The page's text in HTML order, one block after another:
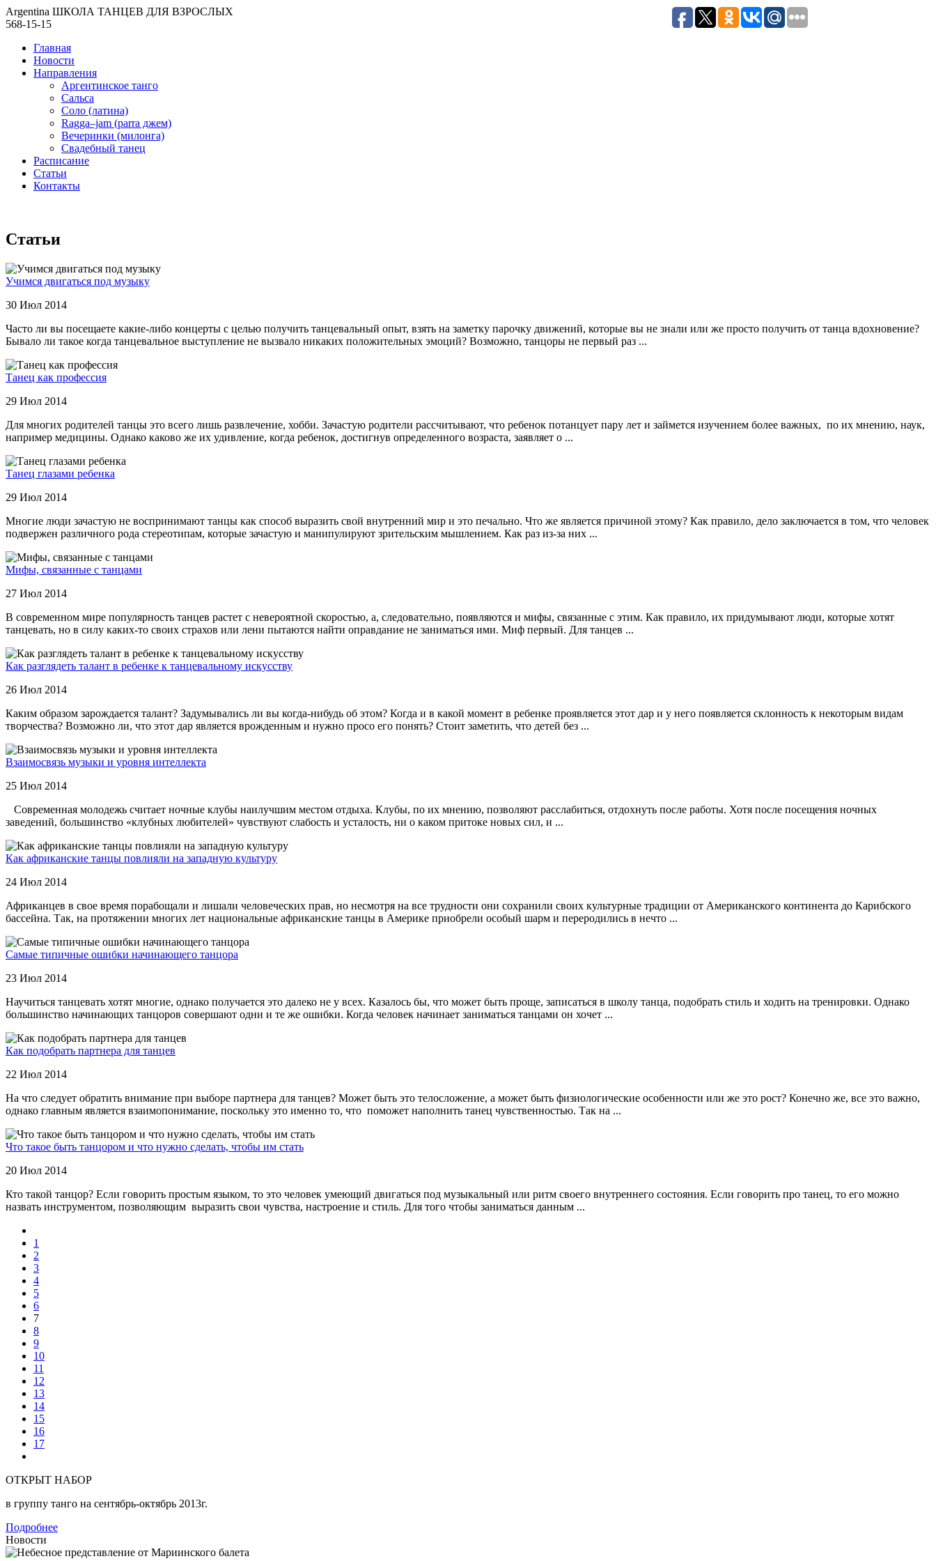
Argentina ШКОЛА ТАНЦЕВ ДЛЯ ВЗРОСЛЫХ
568-15-15
Главная
Новости
Направления
Аргентинское танго
Сальса
Соло (латина)
Ragga–jam (parra джем)
Вечеринки (милонга)
Свадебный танец
Расписание
Статьи
Контакты
Статьи
Учимся двигаться под музыку
30 Июл 2014
Часто ли вы посещаете какие-либо концерты с целью получить танцевальный опыт, взять на заметку парочку движений, которые вы не знали или же просто получить от танца вдохновение?
Бывало ли такое когда танцевальное выступление не вызвало никаких положительных эмоций? Возможно, танцоры не первый раз ...
Танец как профессия
29 Июл 2014
Для многих родителей танцы это всего лишь развлечение, хобби. Зачастую родители рассчитывают, что ребенок потанцует пару лет и займется изучением более важных, по их мнению, наук,
например медицины. Однако каково же их удивление, когда ребенок, достигнув определенного возраста, заявляет о ...
Танец глазами ребенка
29 Июл 2014
Многие люди зачастую не воспринимают танцы как способ выразить свой внутренний мир и это печально. Что же является причиной этому? Как правило, дело заключается в том, что человек
подвержен различного рода стереотипам, которые зачастую и манипулируют зрительским мышлением. Как раз из-за них ...
Мифы, связанные с танцами
27 Июл 2014
В современном мире популярность танцев растет с невероятной скоростью, а, следовательно, появляются и мифы, связанные с этим. Как правило, их придумывают люди, которые хотят
танцевать, но в силу каких-то своих страхов или лени пытаются найти оправдание не заниматься ими. Миф первый. Для танцев ...
Как разглядеть талант в ребенке к танцевальному искусству
26 Июл 2014
Каким образом зарождается талант? Задумывались ли вы когда-нибудь об этом? Когда и в какой момент в ребенке проявляется этот дар и у него появляется склонность к некоторым видам
творчества? Возможно ли, что этот дар является врожденным и нужно просо его понять? Стоит заметить, что детей без ...
Взаимосвязь музыки и уровня интеллекта
25 Июл 2014
Современная молодежь считает ночные клубы наилучшим местом отдыха. Клубы, по их мнению, позволяют расслабиться, отдохнуть после работы. Хотя после посещения ночных
заведений, большинство «клубных любителей» чувствуют слабость и усталость, ни о каком притоке новых сил, и ...
Как африканские танцы повлияли на западную культуру
24 Июл 2014
Африканцев в свое время порабощали и лишали человеческих прав, но несмотря на все трудности они сохранили своих культурные традиции от Американского континента до Карибского
бассейна. Так, на протяжении многих лет национальные африканские танцы в Америке приобрели особый шарм и переродились в нечто ...
Самые типичные ошибки начинающего танцора
23 Июл 2014
Научиться танцевать хотят многие, однако получается это далеко не у всех. Казалось бы, что может быть проще, записаться в школу танца, подобрать стиль и ходить на тренировки. Однако
большинство начинающих танцоров совершают одни и те же ошибки. Когда человек начинает заниматься танцами он хочет ...
Как подобрать партнера для танцев
22 Июл 2014
На что следует обратить внимание при выборе партнера для танцев? Может быть это телосложение, а может быть физиологические особенности или же это рост? Конечно же, все это важно,
однако главным является взаимопонимание, поскольку это именно то, что поможет наполнить танец чувственностью. Так на ...
Что такое быть танцором и что нужно сделать, чтобы им стать
20 Июл 2014
Кто такой танцор? Если говорить простым языком, то это человек умеющий двигаться под музыкальный или ритм своего внутреннего состояния. Если говорить про танец, то его можно
назвать инструментом, позволяющим выразить свои чувства, настроение и стиль. Для того чтобы заниматься данным ...
1
2
3
4
5
6
7
8
9
10
11
12
13
14
15
16
17
ОТКРЫТ НАБОР
в группу танго на сентябрь-октябрь 2013г.
Подробнее
Новости